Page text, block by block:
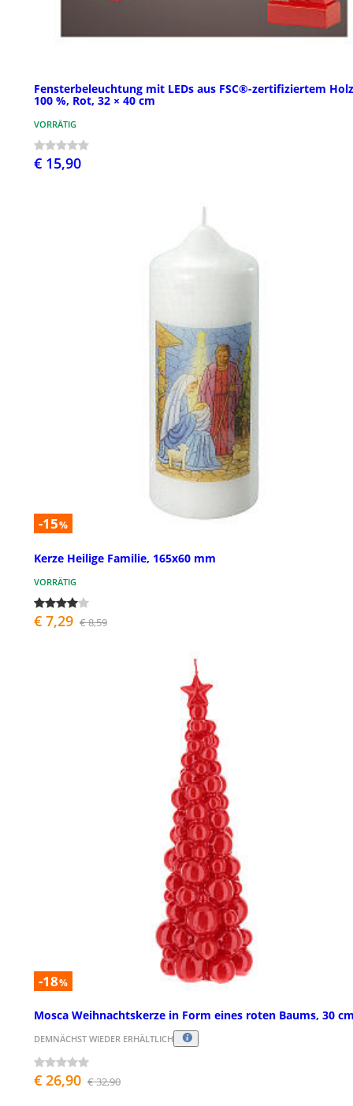
Fensterbeleuchtung mit LEDs aus FSC®-zertifiziertem Holz
100 %, Rot, 32 × 40 cm
VORRÄTIG
€ 15,90
-15%
Kerze Heilige Familie, 165x60 mm
VORRÄTIG
€ 7,29 € 8,59
-18%
Mosca Weihnachtskerze in Form eines roten Baums, 30
DEMNÄCHST WIEDER ERHÄLTLICH
€ 26,90 € 32,90